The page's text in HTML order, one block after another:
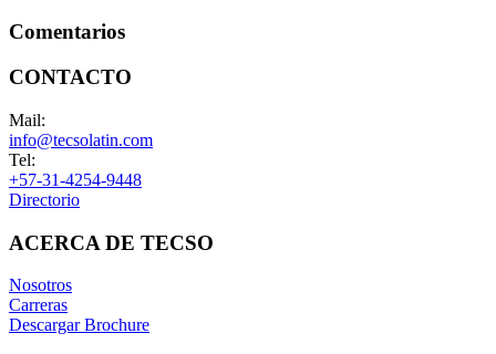
Comentarios
CONTACTO
Mail:
info@tecsolatin.com
Tel:
+57-31-4254-9448
Directorio
ACERCA DE TECSO
Nosotros
Carreras
Descargar Brochure